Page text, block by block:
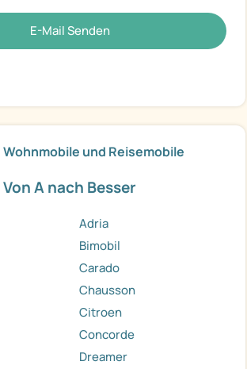
E-Mail Senden
und Reisemobile
Von A nach Besser
Adria
Bimobil
Carado
Chausson
Citroen
Concorde
Dreamer